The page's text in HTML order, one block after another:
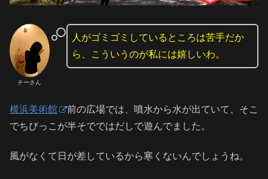
チーさん
人がゴミゴミしているところは苦手だか
ら、こういうのが私には嬉しいわ。
横浜美術館
前の広場では、噴水から水が出ていて、そこ
でちびっこが半そでではだしで遊んでました。
風がなくて日が差しているから寒くないんでしょうね。